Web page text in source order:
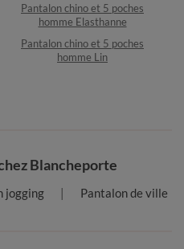
Pantalon chino et 5 poches
homme Elasthanne
Pantalon chino et 5 poches
homme Lin
Blancheporte
jogging Pantalon de ville